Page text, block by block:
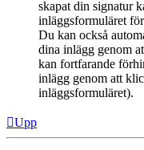
skapat din signatur
inläggsformuläret
Du kan också
dina inlägg genom
kan fortfarande
inlägg genom att
inläggsformuläret).
Upp